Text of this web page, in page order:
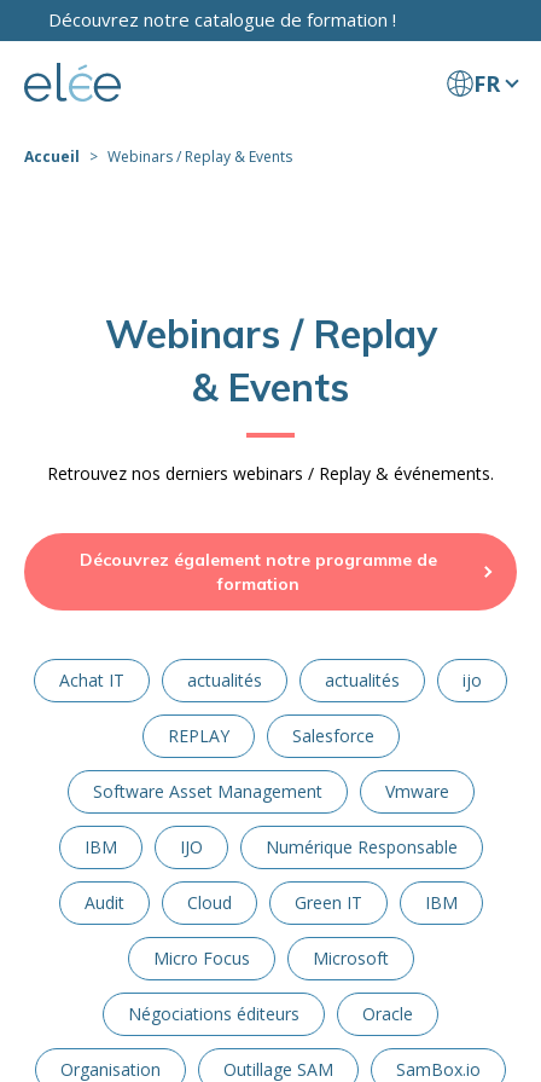
Découvrez notre catalogue de formation !
FR
Accueil Webinars / Replay & Events
Webinars / Replay
& Events
Retrouvez nos derniers webinars / Replay & événements.
Découvrez également notre programme de
formation
Achat IT actualités actualités ijo
REPLAY Salesforce
Software Asset Management Vmware
IBM IJO Numérique Responsable
Audit Cloud Green IT IBM
Micro Focus Microsoft
Négociations éditeurs Oracle
Organisation Outillage SAM SamBox.io